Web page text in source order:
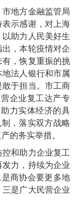
地方金融监管局
示感谢，对上海
助力人民美好生
，本轮疫情对企
，恢复重振的挑
法人银行和市属
于担当。市工商
企业复工达产专
力实体经济的具
，落实双方战略
的务实举措。
和助力企业复工
力，持续为企业
商协会要更多地
是广大民营企业